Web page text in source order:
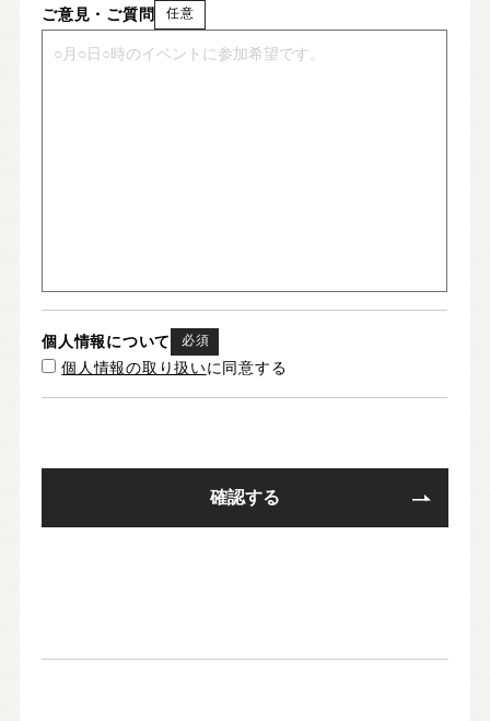
ご意見・ご質問 任意
個人情報について 必須
個人情報の取り扱いに同意する